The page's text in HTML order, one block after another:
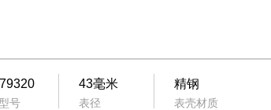
号
43毫米
表径
精钢
表壳材质